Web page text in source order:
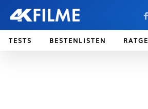
TESTS BESTENLISTEN